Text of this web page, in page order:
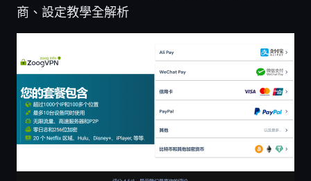
商、設定教學全解析